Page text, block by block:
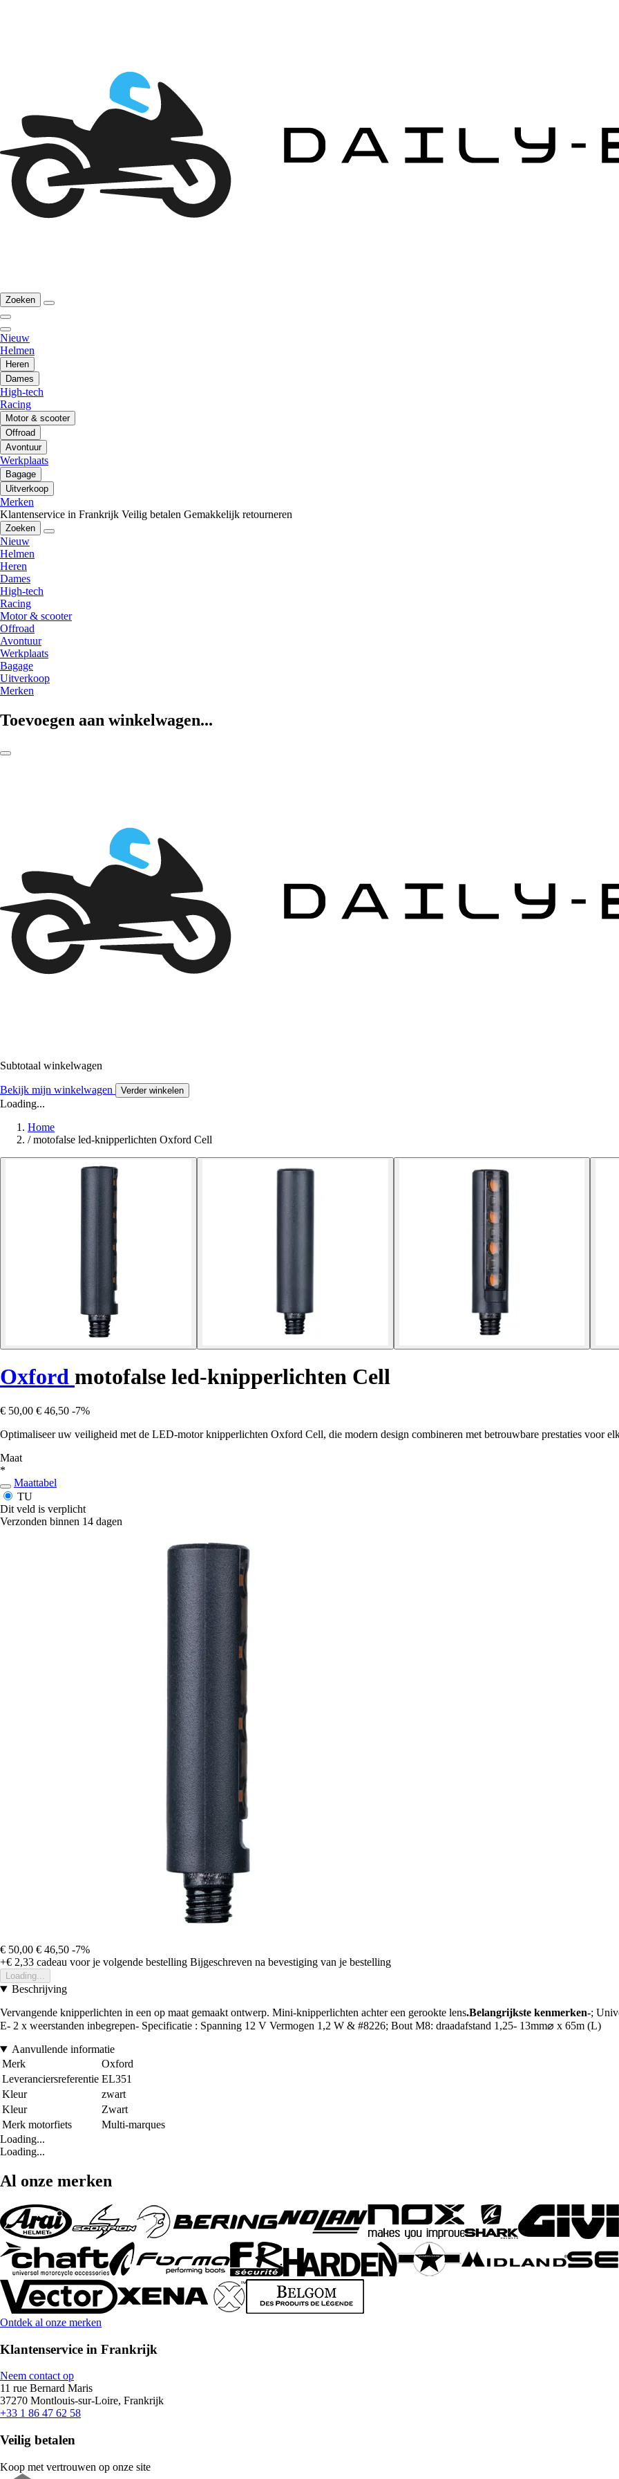
Zoeken
Nieuw
Helmen
Heren
Dames
High-tech
Racing
Motor & scooter
Offroad
Avontuur
Werkplaats
Bagage
Uitverkoop
Merken
Klantenservice in Frankrijk Veilig betalen Gemakkelijk retourneren
Zoeken
Nieuw
Helmen
Heren
Dames
High-tech
Racing
Motor & scooter
Offroad
Avontuur
Werkplaats
Bagage
Uitverkoop
Merken
Toevoegen aan winkelwagen...
Subtotaal winkelwagen
Bekijk mijn winkelwagen Verder winkelen
Loading...
Home
/ motofalse led-knipperlichten Oxford Cell
Oxford motofalse led-knipperlichten Cell
€ 50,00 € 46,50 -7%
Optimaliseer uw veiligheid met de LED-motor knipperlichten Oxford Cell, die modern design combineren met betrouwbare prestaties voor
Maat
*
Maattabel
TU
Dit veld is verplicht
Verzonden binnen 14 dagen
€ 50,00 € 46,50 -7%
+€ 2,33 cadeau voor je volgende bestelling Bijgeschreven na bevestiging van je bestelling
Loading...
Beschrijving
Vervangende knipperlichten in een op maat gemaakt ontwerp. Mini-knipperlichten achter een gerookte lens.Belangrijkste kenmerken-;
E- 2 x weerstanden inbegrepen- Specificatie : Spanning 12 V Vermogen 1,2 W & #8226; Bout M8: draadafstand 1,25- 13mm⌀ x 65m (L)
Aanvullende informatie
Merk
Oxford
Leveranciersreferentie EL351
Kleur
zwart
Kleur
Zwart
Merk motorfiets
Multi-marques
Loading...
Loading...
Al onze merken
Ontdek al onze merken
Klantenservice in Frankrijk
Neem contact op
11 rue Bernard Maris
37270 Montlouis-sur-Loire, Frankrijk
+33 1 86 47 62 58
Veilig betalen
Koop met vertrouwen op onze site